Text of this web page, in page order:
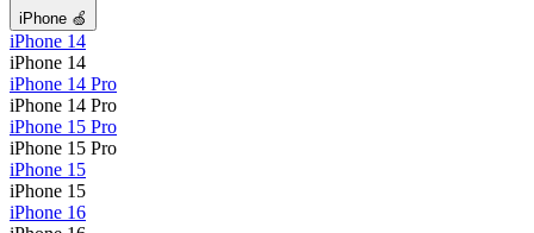
iPhone 🍏
iPhone 14
iPhone 14
iPhone 14 Pro
iPhone 14 Pro
iPhone 15 Pro
iPhone 15 Pro
iPhone 15
iPhone 15
iPhone 16